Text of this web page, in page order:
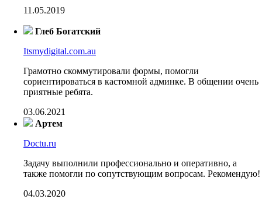
11.05.2019
Глеб Богатский
Itsmydigital.com.au
Грамотно скоммутировали формы, помогли
сориентироваться в кастомной админке. В общении очень
приятные ребята.
03.06.2021
Артем
Doctu.ru
Задачу выполнили профессионально и оперативно, а
также помогли по сопутствующим вопросам. Рекомендую!
04.03.2020